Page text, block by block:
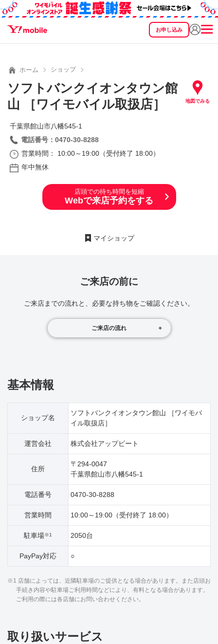
お申し込み
SEARCH
ホーム ショップ
ソフトバンクイオンタウン館
山 ［ワイモバイル取扱店］
地図でみる
千葉県館山市八幡545‐1
電話番号：0470-30-8288
営業時間： 10:00～19:00（受付終了 18:00）
年中無休
店頭での待ち時間を短縮
Webで来店予約をする
マイショップ
ご来店の前に
ご来店までの流れと、必要な持ち物をご確認ください。
ご来店の流れ
基本情報
ショップ名
ソフトバンクイオンタウン館山 ［ワイモバ
イル取扱店］
運営会社 株式会社アップビート
住所
〒294-0047
千葉県館山市八幡545‐1
電話番号 0470-30-8288
営業時間 10:00～19:00（受付終了 18:00）
駐車場※1 2050台
PayPay対応 ○
※1 店舗によっては、近隣駐車場のご提供となる場合があります。また店頭お
手続き内容や駐車場ご利用時間などにより、有料となる場合があります。
ご利用の際には各店舗にお問い合わせください。
取り扱いサービス